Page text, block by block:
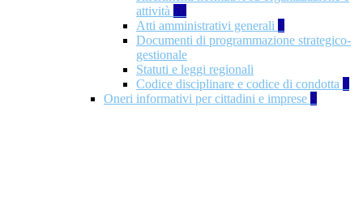
attività 76
Atti amministrativi generali 3
Documenti di programmazione strategico-
gestionale
Statuti e leggi regionali
Codice disciplinare e codice di condotta 1
Oneri informativi per cittadini e imprese 8